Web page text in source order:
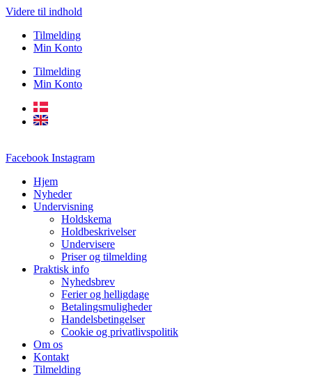
Videre til indhold
Tilmelding
Min Konto
Tilmelding
Min Konto
Facebook Instagram
Hjem
Nyheder
Undervisning
Holdskema
Holdbeskrivelser
Undervisere
Priser og tilmelding
Praktisk info
Nyhedsbrev
Ferier og helligdage
Betalingsmuligheder
Handelsbetingelser
Cookie og privatlivspolitik
Om os
Kontakt
Tilmelding